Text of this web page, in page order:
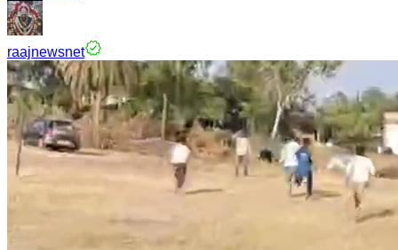
raajnewsnet